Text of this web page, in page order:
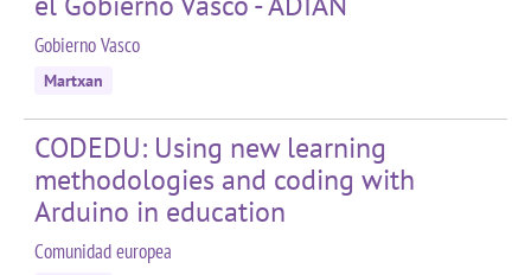
Gobierno Vasco
Martxan
CODEDU: Using new learning
methodologies and coding with
Arduino in education
Comunidad europea